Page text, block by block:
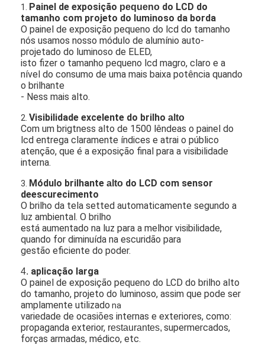
1. Painel de exposição pequeno do LCD do
tamanho com projeto do luminoso da borda
O painel de exposição pequeno do lcd do tamanho
nós usamos nosso módulo de alumínio auto-
projetado do luminoso de ELED,
isto fizer o tamanho pequeno lcd magro, claro e a
nível do consumo de uma mais baixa potência quando
o brilhante
- Ness mais alto.
2.Visibilidade excelente do brilhoalto
Com um brigtness alto de 1500 lêndeas o painel do
lcd entrega claramente índices e atrai o público
atenção, que é a exposição final para a visibilidade
interna.
3. Módulo brilhantealto do LCD com sensor
deescurecimento
O brilho da tela setted automaticamente segundo a
luz ambiental. O brilho
está aumentado na luz para a melhor visibilidade,
quando for diminuída na escuridão para
gestão eficiente do poder.
4. aplicação larga
O painel de exposição pequeno do LCD do brilho alto
do tamanho, projeto do luminoso, assim que pode ser
amplamente utilizado na
variedade de ocasiões internas e exteriores, como:
propaganda exterior, restaurantes, supermercados,
forças armadas, médico, etc.